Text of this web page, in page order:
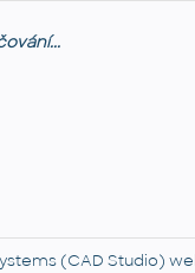
(CAD Studio)